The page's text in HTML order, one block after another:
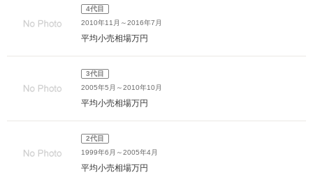
4代目
2010年11月～2016年7月
平均小売相場万円
3代目
2005年5月～2010年10月
平均小売相場万円
2代目
1999年6月～2005年4月
平均小売相場万円